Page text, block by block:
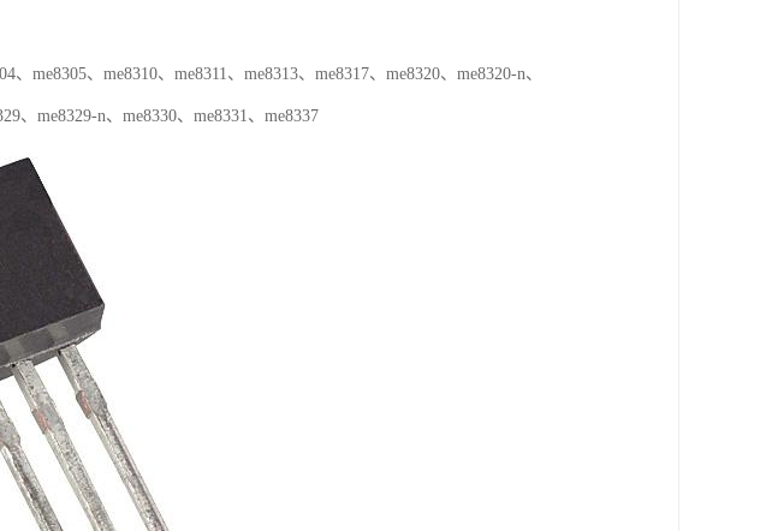
、me8310、me8311、me8313、me8317、me8320、me8320-n、
、me8329-n、me8330、me8331、me8337